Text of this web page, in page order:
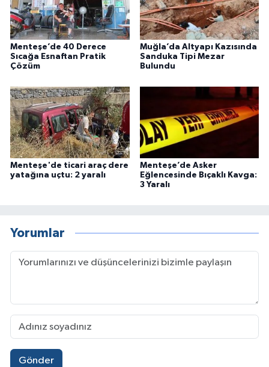
Menteşe’de 40 Derece
Sıcağa Esnaftan Pratik
Çözüm
Muğla’da Altyapı Kazısında
Sanduka Tipi Mezar
Bulundu
Menteşe'de ticari araç dere
yatağına uçtu: 2 yaralı
Menteşe’de Asker
Eğlencesinde Bıçaklı Kavga:
3 Yaralı
Yorumlar
Gönder